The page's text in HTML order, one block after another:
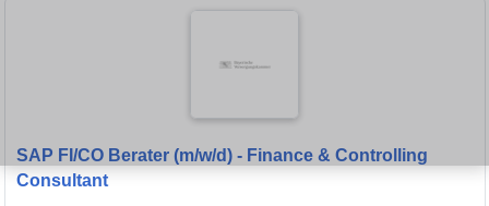
SAP FI/CO Berater (m/w/d) - Finance & Controlling
Consultant